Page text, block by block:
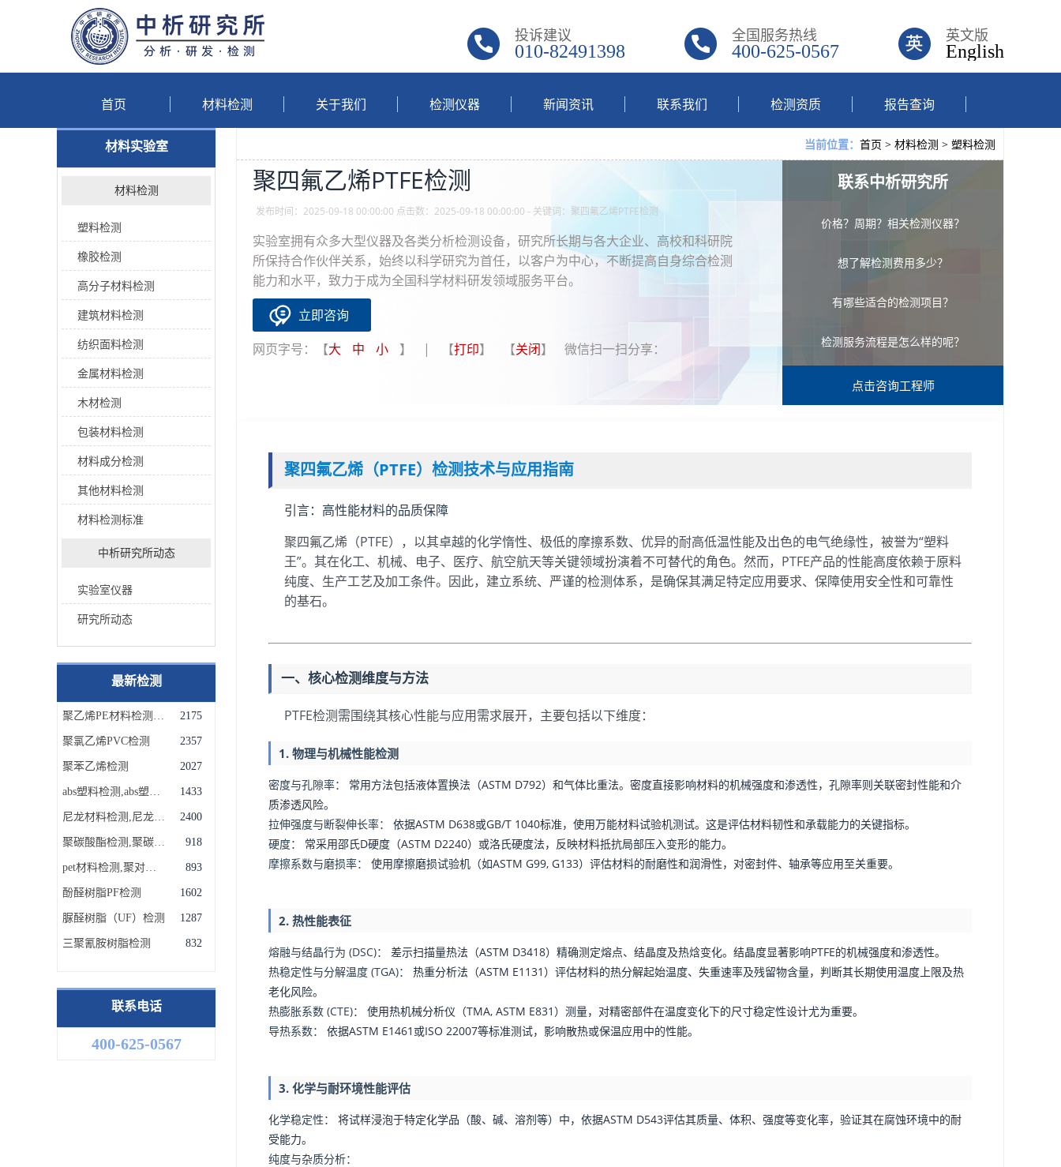
英文版
English
全国服务热线
400-625-0567
投诉建议
010-82491398
首页 材料检测 关于我们 检测仪器 新闻资讯 联系我们 检测资质 报告查询
当前位置： 首页 > 材料检测 > 塑料检测
聚四氟乙烯PTFE检测
发布时间：2025-09-18 00:00:00 点击数：2025-09-18 00:00:00 - 关键词：聚四氟乙烯PTFE检测
实验室拥有众多大型仪器及各类分析检测设备，研究所长期与各大企业、高校和科研院
所保持合作伙伴关系，始终以科学研究为首任，以客户为中心，不断提高自身综合检测
能力和水平，致力于成为全国科学材料研发领域服务平台。
立即咨询
网页字号：【大 中 小 】 | 【打印】 【关闭】 微信扫一扫分享：
联系中析研究所
价格？周期？相关检测仪器？
想了解检测费用多少？
有哪些适合的检测项目？
检测服务流程是怎么样的呢？
点击咨询工程师
聚四氟乙烯（PTFE）检测技术与应用指南
引言：高性能材料的品质保障
聚四氟乙烯（PTFE），以其卓越的化学惰性、极低的摩擦系数、优异的耐高低温性能及出色的电气绝缘性，被誉为“塑料
王”。其在化工、机械、电子、医疗、航空航天等关键领域扮演着不可替代的角色。然而，PTFE产品的性能高度依赖于原料
纯度、生产工艺及加工条件。因此，建立系统、严谨的检测体系，是确保其满足特定应用要求、保障使用安全性和可靠性
的基石。
一、核心检测维度与方法
PTFE检测需围绕其核心性能与应用需求展开，主要包括以下维度：
1. 物理与机械性能检测
密度与孔隙率：
常用方法包括液体置换法（ASTM D792）和气体比重法。密度直接影响材料的机械强度和渗透性，孔隙率则关联密封性能和介
质渗透风险。
拉伸强度与断裂伸长率：
依据ASTM D638或GB/T 1040标准，使用万能材料试验机测试。这是评估材料韧性和承载能力的关键指标。
硬度：
常采用邵氏D硬度（ASTM D2240）或洛氏硬度法，反映材料抵抗局部压入变形的能力。
摩擦系数与磨损率：
使用摩擦磨损试验机（如ASTM G99, G133）评估材料的耐磨性和润滑性，对密封件、轴承等应用至关重要。
2. 热性能表征
熔融与结晶行为 (DSC)：
差示扫描量热法（ASTM D3418）精确测定熔点、结晶度及热焓变化。结晶度显著影响PTFE的机械强度和渗透性。
热稳定性与分解温度 (TGA)：
热重分析法（ASTM E1131）评估材料的热分解起始温度、失重速率及残留物含量，判断其长期使用温度上限及热
老化风险。
热膨胀系数 (CTE)：
使用热机械分析仪（TMA, ASTM E831）测量，对精密部件在温度变化下的尺寸稳定性设计尤为重要。
导热系数：
依据ASTM E1461或ISO 22007等标准测试，影响散热或保温应用中的性能。
3. 化学与耐环境性能评估
化学稳定性：
将试样浸泡于特定化学品（酸、碱、溶剂等）中，依据ASTM D543评估其质量、体积、强度等变化率，验证其在腐蚀环境中的耐
受能力。
纯度与杂质分析：
材料实验室
材料检测
塑料检测
橡胶检测
高分子材料检测
建筑材料检测
纺织面料检测
金属材料检测
木材检测
包装材料检测
材料成分检测
其他材料检测
材料检测标准
中析研究所动态
实验室仪器
研究所动态
最新检测
聚乙烯PE材料检测,聚乙烯检测机构 2175
聚氯乙烯PVC检测 2357
聚苯乙烯检测 2027
abs塑料检测,abs塑料成分配方检测 1433
尼龙材料检测,尼龙PA材料检测机构 2400
聚碳酸酯检测,聚碳酸酯成分含量检测 918
pet材料检测,聚对苯二甲酸乙二醇酯材料检测实验室 893
酚醛树脂PF检测 1602
脲醛树脂（UF）检测 1287
三聚氰胺树脂检测 832
联系电话
400-625-0567